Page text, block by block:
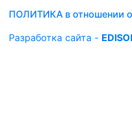
ПОЛИТИКА в отношении
Разработка сайта -